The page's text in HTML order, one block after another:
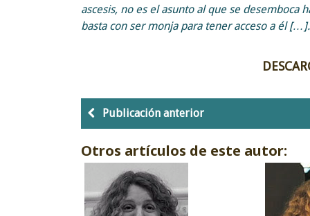
ascesis, no es el asunto al que se
basta con ser monja para tener acceso a él
Publicación anterior
Otros artículos de este autor: